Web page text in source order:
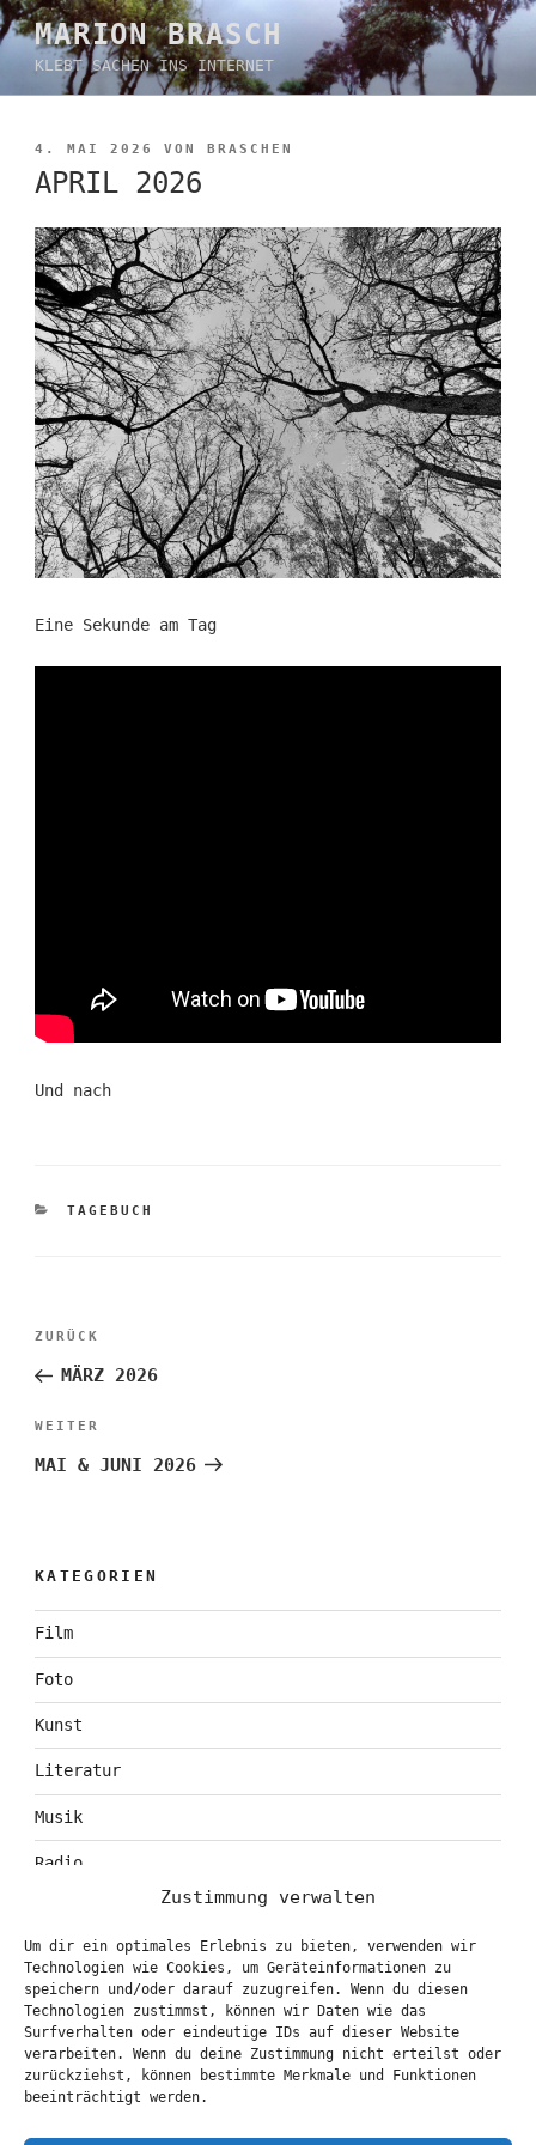
Zustimmung verwalten
Um dir ein optimales Erlebnis zu bieten, verwenden wir
Technologien wie Cookies, um Geräteinformationen zu
speichern und/oder darauf zuzugreifen. Wenn du diesen
Technologien zustimmst, können wir Daten wie das
Surfverhalten oder eindeutige IDs auf dieser Website
verarbeiten. Wenn du deine Zustimmung nicht erteilst oder
zurückziehst, können bestimmte Merkmale und Funktionen
beeinträchtigt werden.
Zum
Inhalt
springen
MARION BRASCH
KLEBT SACHEN INS INTERNET
VERÖFFENTLICHT
AM
4. MAI 2026 VON BRASCHEN
APRIL 2026
Eine Sekunde am Tag
Und nach
KATEGORIEN
TAGEBUCH
Beitragsnavigation
Vorheriger
Beitrag
ZURÜCK
MÄRZ 2026
Nächster
Beitrag
WEITER
MAI & JUNI 2026
KATEGORIEN
Film
Foto
Kunst
Literatur
Musik
Radio
Theater
KONTAKT & BOOKING
info@marionbrasch.de